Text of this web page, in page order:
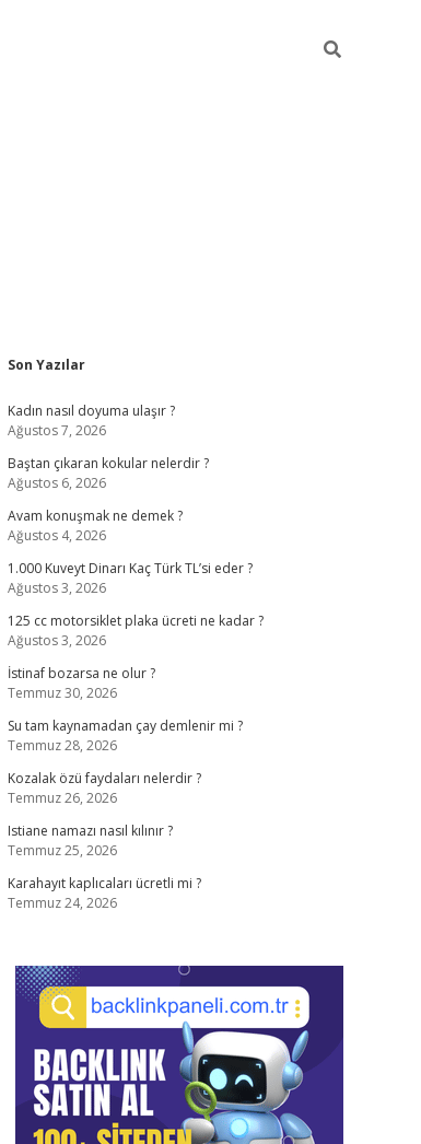
Sidebar
Son Yazılar
Kadın nasıl doyuma ulaşır ?
Ağustos 7, 2026
Baştan çıkaran kokular nelerdir ?
Ağustos 6, 2026
Avam konuşmak ne demek ?
Ağustos 4, 2026
1.000 Kuveyt Dinarı Kaç Türk TL’si eder ?
Ağustos 3, 2026
125 cc motorsiklet plaka ücreti ne kadar ?
Ağustos 3, 2026
İstinaf bozarsa ne olur ?
Temmuz 30, 2026
Su tam kaynamadan çay demlenir mi ?
Temmuz 28, 2026
Kozalak özü faydaları nelerdir ?
Temmuz 26, 2026
Istiane namazı nasıl kılınır ?
Temmuz 25, 2026
Karahayıt kaplıcaları ücretli mi ?
Temmuz 24, 2026